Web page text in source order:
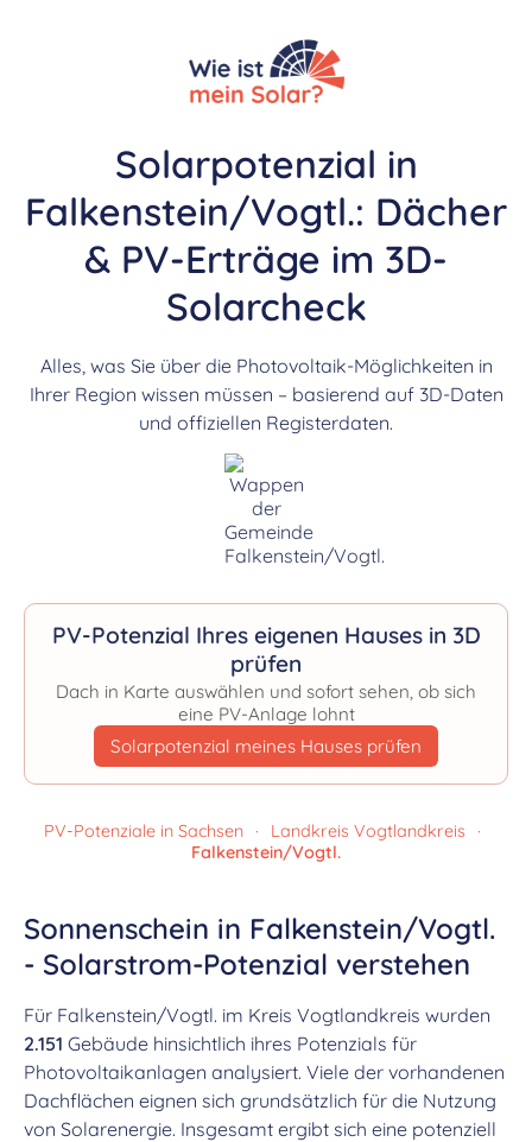
Solarpotenzial in
Falkenstein/Vogtl.: Dächer
& PV-Erträge im 3D-
Solarcheck
Alles, was Sie über die Photovoltaik-Möglichkeiten in
Ihrer Region wissen müssen – basierend auf 3D-Daten
und offiziellen Registerdaten.
PV-Potenzial Ihres eigenen Hauses in 3D
prüfen
Dach in Karte auswählen und sofort sehen, ob sich
eine PV-Anlage lohnt
Solarpotenzial meines Hauses prüfen
PV-Potenziale in Sachsen · Landkreis Vogtlandkreis
·
Falkenstein/Vogtl.
Sonnenschein in Falkenstein/Vogtl.
- Solarstrom-Potenzial verstehen
Für Falkenstein/Vogtl. im Kreis Vogtlandkreis wurden
2.151 Gebäude hinsichtlich ihres Potenzials für
Photovoltaikanlagen analysiert. Viele der vorhandenen
Dachflächen eignen sich grundsätzlich für die Nutzung
von Solarenergie. Insgesamt ergibt sich eine potenziell